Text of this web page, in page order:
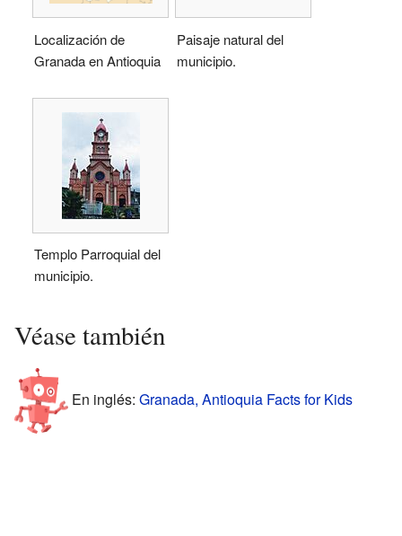
Localización de
Granada en Antioquia
Paisaje natural del
municipio.
Templo Parroquial del
municipio.
Véase también
En inglés: Granada, Antioquia Facts for Kids